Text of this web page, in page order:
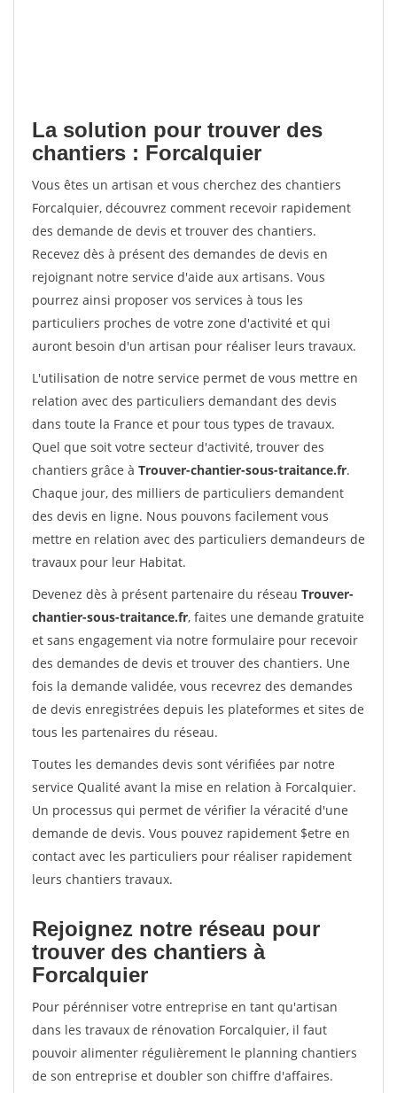
La solution pour trouver des
chantiers : Forcalquier
Vous êtes un artisan et vous cherchez des chantiers
Forcalquier, découvrez comment recevoir rapidement
des demande de devis et trouver des chantiers.
Recevez dès à présent des demandes de devis en
rejoignant notre service d'aide aux artisans. Vous
pourrez ainsi proposer vos services à tous les
particuliers proches de votre zone d'activité et qui
auront besoin d'un artisan pour réaliser leurs travaux.
L'utilisation de notre service permet de vous mettre en
relation avec des particuliers demandant des devis
dans toute la France et pour tous types de travaux.
Quel que soit votre secteur d'activité, trouver des
chantiers grâce à Trouver-chantier-sous-traitance.fr.
Chaque jour, des milliers de particuliers demandent
des devis en ligne. Nous pouvons facilement vous
mettre en relation avec des particuliers demandeurs de
travaux pour leur Habitat.
Devenez dès à présent partenaire du réseau Trouver-
chantier-sous-traitance.fr, faites une demande gratuite
et sans engagement via notre formulaire pour recevoir
des demandes de devis et trouver des chantiers. Une
fois la demande validée, vous recevrez des demandes
de devis enregistrées depuis les plateformes et sites de
tous les partenaires du réseau.
Toutes les demandes devis sont vérifiées par notre
service Qualité avant la mise en relation à Forcalquier.
Un processus qui permet de vérifier la véracité d'une
demande de devis. Vous pouvez rapidement $etre en
contact avec les particuliers pour réaliser rapidement
leurs chantiers travaux.
Rejoignez notre réseau pour
trouver des chantiers à
Forcalquier
Pour pérénniser votre entreprise en tant qu'artisan
dans les travaux de rénovation Forcalquier, il faut
pouvoir alimenter régulièrement le planning chantiers
de son entreprise et doubler son chiffre d'affaires.